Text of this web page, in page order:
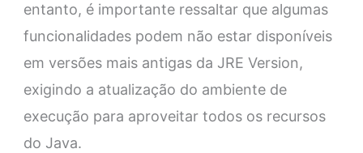
entanto, é importante ressaltar que algumas
funcionalidades podem não estar disponíveis
em versões mais antigas da JRE Version,
exigindo a atualização do ambiente de
execução para aproveitar todos os recursos
do Java.